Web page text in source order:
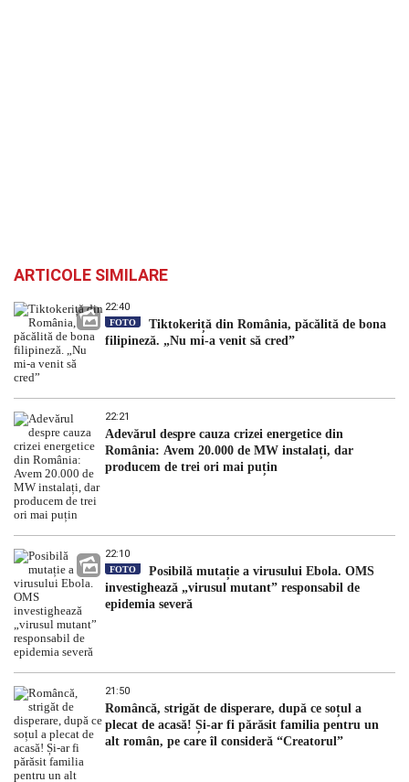
ARTICOLE SIMILARE
22:40
FOTO
Tiktokeriță din România, păcălită de bona
filipineză. „Nu mi-a venit să cred”
22:21
Adevărul despre cauza crizei energetice din
România: Avem 20.000 de MW instalați, dar
producem de trei ori mai puțin
22:10
FOTO
Posibilă mutație a virusului Ebola. OMS
investighează „virusul mutant” responsabil de
epidemia severă
21:50
Româncă, strigăt de disperare, după ce soțul a
plecat de acasă! Și-ar fi părăsit familia pentru un
alt român, pe care îl consideră “Creatorul”